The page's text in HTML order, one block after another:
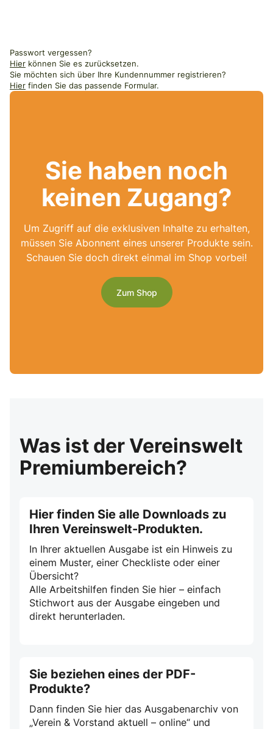
Passwort vergessen?
Hier können Sie es zurücksetzen.
Sie möchten sich über Ihre Kundennummer registrieren?
Hier finden Sie das passende Formular.
Sie haben noch
keinen Zugang?
Um Zugriff auf die exklusiven Inhalte zu erhalten,
müssen Sie Abonnent eines unserer Produkte sein.
Schauen Sie doch direkt einmal im Shop vorbei!
Zum Shop
Was ist der Vereinswelt
Premiumbereich?
Hier finden Sie alle Downloads zu
Ihren Vereinswelt-Produkten.
In Ihrer aktuellen Ausgabe ist ein Hinweis zu
einem Muster, einer Checkliste oder einer
Übersicht?
Alle Arbeitshilfen finden Sie hier – einfach
Stichwort aus der Ausgabe eingeben und
direkt herunterladen.
Sie beziehen eines der PDF-
Produkte?
Dann finden Sie hier das Ausgabenarchiv von
„Verein & Vorstand aktuell – online“ und